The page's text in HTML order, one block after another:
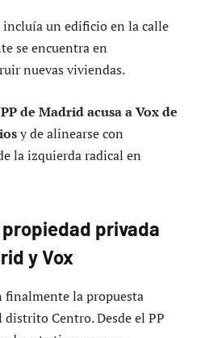
un edificio en la calle
se encuentra en
nuevas viviendas.
de Madrid acusa a Vox de
y de alinearse con
la izquierda radical en
privada
y Vox
finalmente la propuesta
distrito Centro. Desde el PP